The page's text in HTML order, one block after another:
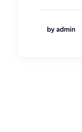
by admin